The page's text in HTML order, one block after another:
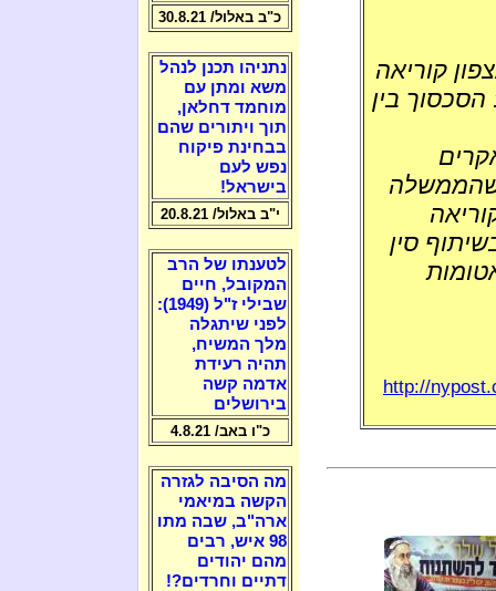
קוריאה
בין
שהממשלה
סין
http://
כ"ב באלול/ 30.8.21
נתניהו תכנן לנהל
משא ומתן עם
מוחמד דחלאן,
תוך ויתורים שהם
בבחינת פיקוח
נפש לעם
בישראל!
י"ב באלול/ 20.8.21
לטענתו של הרב
המקובל, חיים
שבילי ז"ל (1949):
לפני שיתגלה
מלך המשיח,
תהיה רעידת
אדמה קשה
בירושלים
כ"ו באב/ 4.8.21
מה הסיבה לגזרה
הקשה במיאמי
ארה"ב, שבה מתו
98 איש, רבים
מהם יהודים
דתיים וחרדים?!